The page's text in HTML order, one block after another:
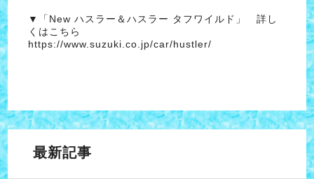
▼「New ハスラー＆ハスラー タフワイルド」 詳し
くはこちら
https://www.suzuki.co.jp/car/hustler/
最新記事